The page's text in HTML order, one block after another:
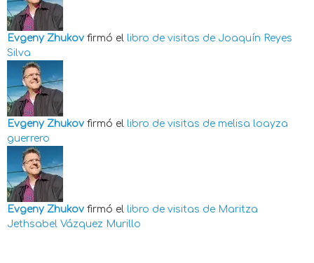
Evgeny Zhukov firmó el libro de visitas de Joaquín Reyes
Silva
Evgeny Zhukov firmó el libro de visitas de melisa loayza
guerrero
Evgeny Zhukov firmó el libro de visitas de Maritza
Jethsabel Vázquez Murillo